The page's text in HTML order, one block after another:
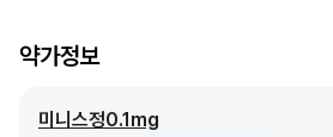
약가정보
미니스정0.1mg